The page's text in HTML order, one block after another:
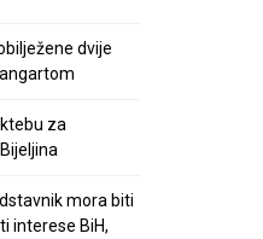
dvije
za
mora biti
interese BiH,